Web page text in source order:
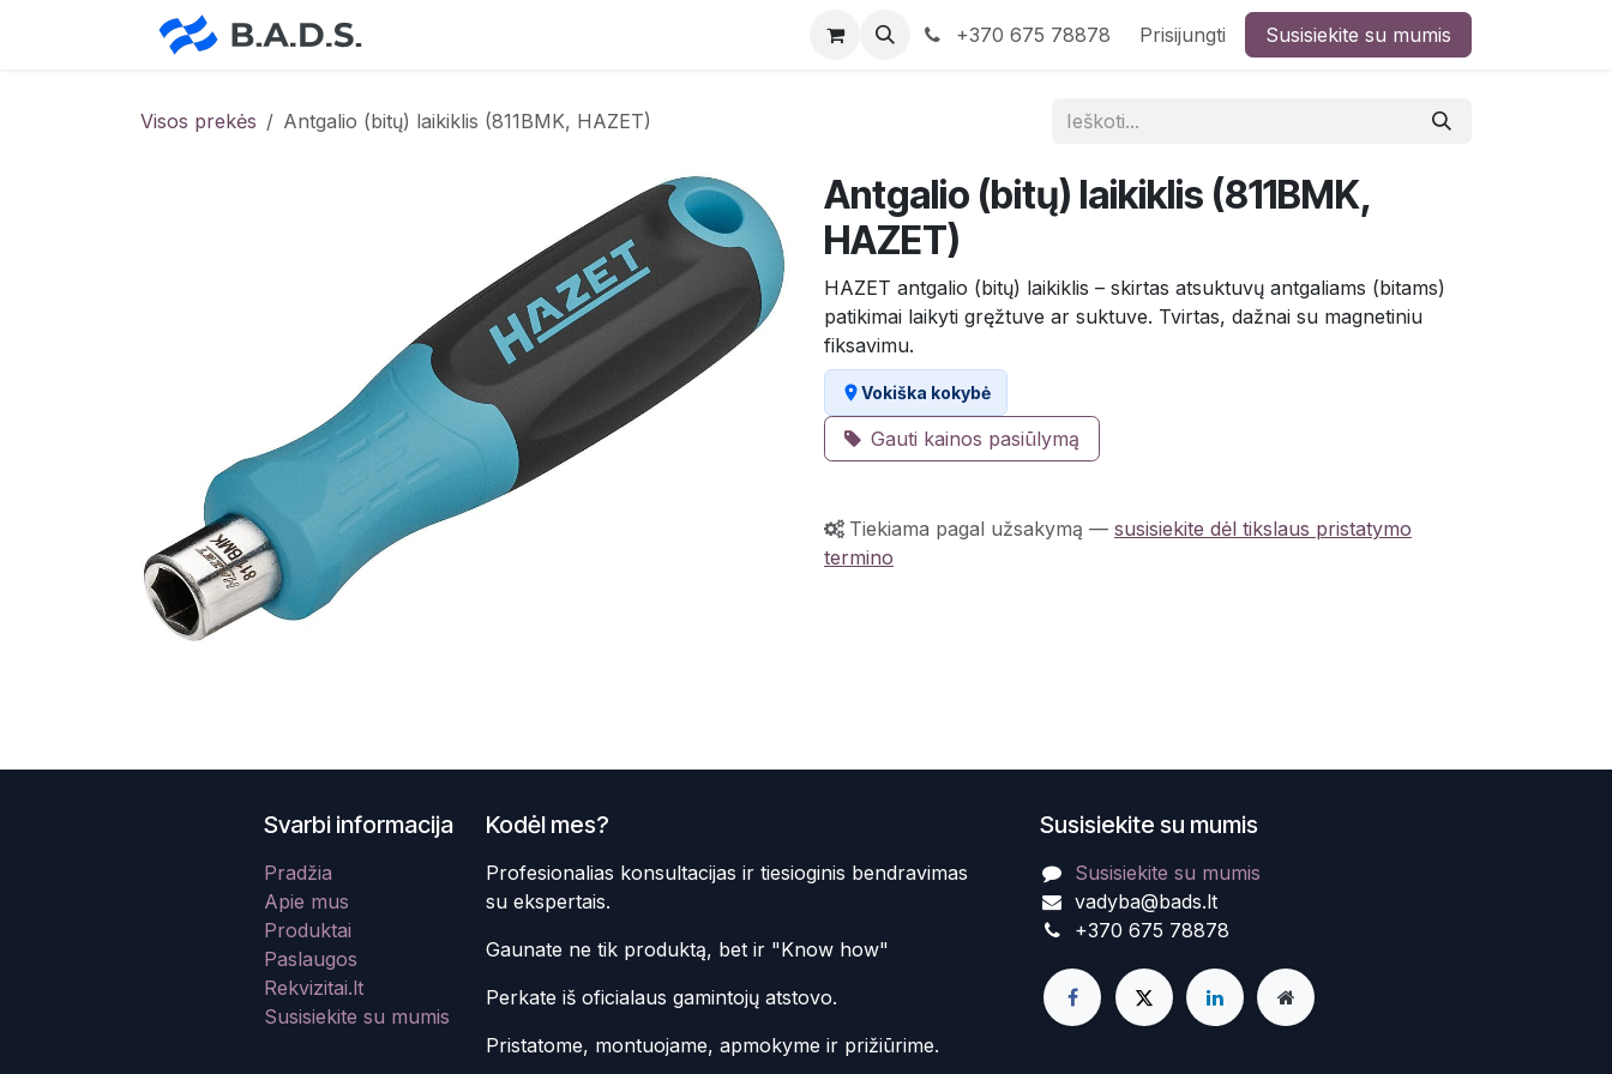
+370 675 78878 Prisijungti Susisiekite su mumis
Visos prekės Antgalio (bitų) laikiklis (811BMK, HAZET)
Antgalio (bitų) laikiklis (811BMK,
HAZET)
HAZET antgalio (bitų) laikiklis – skirtas atsuktuvų antgaliams (bitams)
patikimai laikyti gręžtuve ar suktuve. Tvirtas, dažnai su magnetiniu
fiksavimu.
Vokiška kokybė
Gauti kainos pasiūlymą
Tiekiama pagal užsakymą — susisiekite dėl tikslaus pristatymo
termino
Susisiekite su mumis
Susisiekite su mumis
vadyba@bads.lt
+370 675 78878
Kodėl mes?
Profesionalias konsultacijas ir tiesioginis bendravimas
su ekspertais.
Gaunate ne tik produktą, bet ir "Know how"
Perkate iš oficialaus gamintojų atstovo.
Pristatome, montuojame, apmokyme ir prižiūrime.
Svarbi informacija
Pradžia
Apie mus
Produktai
Paslaugos
Rekvizitai.lt
Susisiekite su mumis